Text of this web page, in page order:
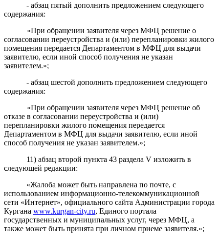
- абзац пятый дополнить предложением следующего
содержания:
«При обращении заявителя через МФЦ решение о
согласовании переустройства и (или) перепланировки жилого
помещения передается Департаментом в МФЦ для выдачи
заявителю, если иной способ получения не указан
заявителем.»;
- абзац шестой дополнить предложением следующего
содержания:
«При обращении заявителя через МФЦ решение об
отказе в согласовании переустройства и (или)
перепланировки жилого помещения передается
Департаментом в МФЦ для выдачи заявителю, если иной
способ получения не указан заявителем.»;
11) абзац второй пункта43 раздела V изложить в
следующей редакции:
«Жалоба может быть направлена по почте, с
использованием информационно-телекоммуникационной
сети «Интернет», официального сайта Администрации города
Кургана www.kurgan-city.ru, Единого портала
государственных и муниципальных услуг, через МФЦ, а
также может быть принята при личном приеме заявителя.»;